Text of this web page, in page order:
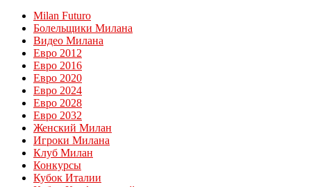
Milan Futuro
Болельщики Милана
Видео Милана
Евро 2012
Евро 2016
Евро 2020
Евро 2024
Евро 2028
Евро 2032
Женский Милан
Игроки Милана
Клуб Милан
Конкурсы
Кубок Италии